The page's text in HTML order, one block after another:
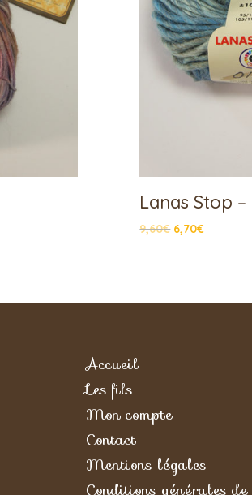
Lanas Stop
9,60€ 6,70€
Accueil
Les fils
Mon compte
Contact
Mentions légales
Conditions générales de